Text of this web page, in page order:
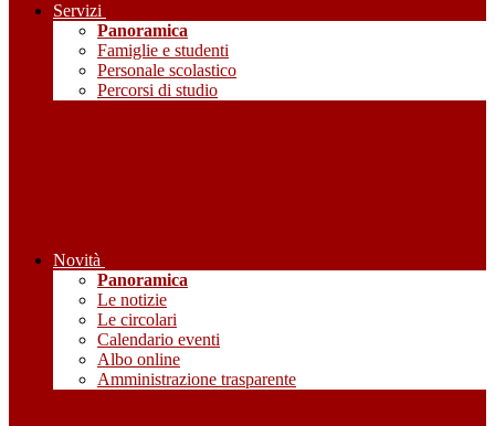
Servizi
Panoramica
Famiglie e studenti
Personale scolastico
Percorsi di studio
Novità
Panoramica
Le notizie
Le circolari
Calendario eventi
Albo online
Amministrazione trasparente